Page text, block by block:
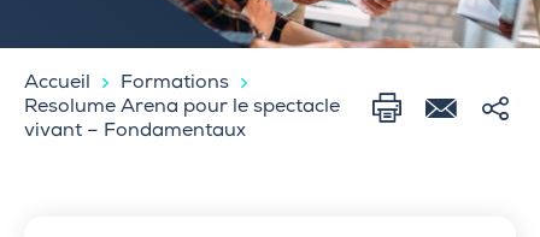
Accueil
Formations
Resolume Arena pour le spectacle
vivant – Fondamentaux